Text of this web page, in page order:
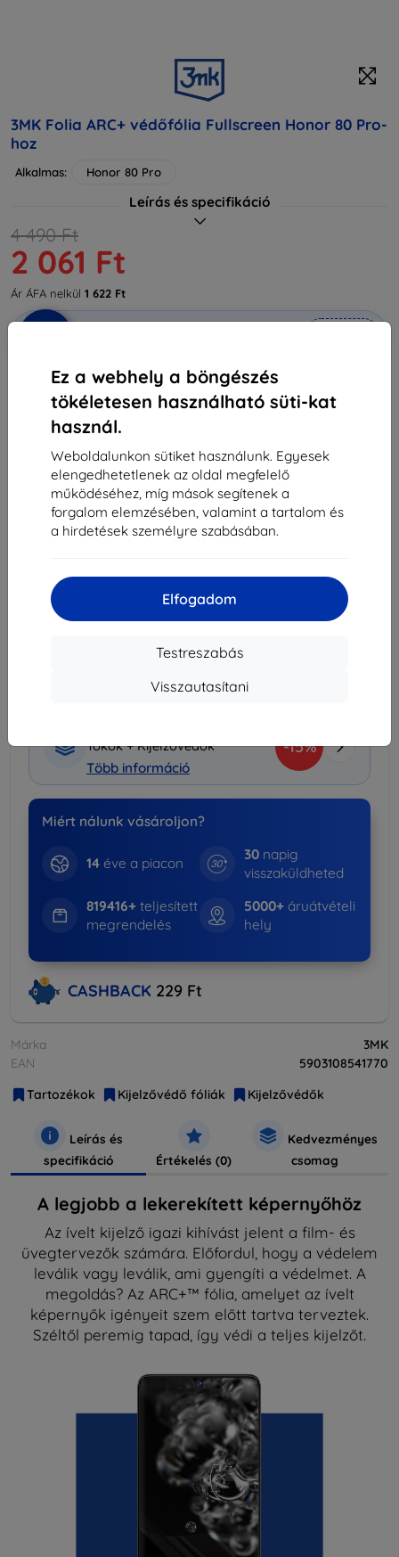
Ez a webhely a böngészés
tökéletesen használható süti-kat
használ.
Weboldalunkon sütiket használunk. Egyesek
elengedhetetlenek az oldal megfelelő
működéséhez, míg mások segítenek a
forgalom elemzésében, valamint a tartalom és
a hirdetések személyre szabásában.
Elfogadom
Testreszabás
Visszautasítani
3MK Folia ARC+ védőfólia Fullscreen Honor 80 Pro-
hoz
Alkalmas: Honor 80 Pro
Leírás és specifikáció
4 490 Ft
2 061 Ft
Ár ÁFA nelkül 1 622 Ft
Utolsó darab raktáron
Kosárba
Mennyiségi kedvezmények
3db+
1 946 Ft/db
Szállítási költség-tól990 Ft
Tokok + Kijelzővédők
Több információ
-15%
Miért nálunk vásároljon?
14éve a piacon
30 napig
visszaküldheted
819416+teljesített
megrendelés
5000+ áruátvételi
hely
CASHBACK 229 Ft
Márka
3MK
EAN
5903108541770
Tartozékok
Kijelzővédő fóliák Kijelzővédők
Leírás és
specifikáció
Értékelés (0)
Kedvezményes
csomag
A legjobb a lekerekített képernyőhöz
Az ívelt kijelző igazi kihívást jelent a film- és
üvegtervezők számára. Előfordul, hogy a védelem
leválik vagy leválik, ami gyengíti a védelmet. A
megoldás? Az ARC+™ fólia, amelyet az ívelt
képernyők igényeit szem előtt tartva terveztek.
Széltől peremig tapad, így védi a teljes kijelzőt.